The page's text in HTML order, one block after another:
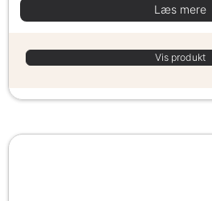
Læs mere
Vis produkt